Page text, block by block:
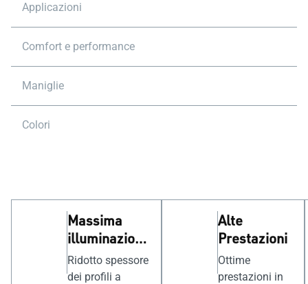
Applicazioni
Comfort e performance
Maniglie
Colori
Massima
illuminazione
e design
Ridotto spessore
dei profili a
Alte
Prestazioni
Ottime
prestazioni in